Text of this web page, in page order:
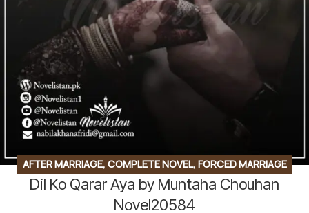
AFTER MARRIAGE, COMPLETE NOVEL, FORCED MARRIAGE
BASED,HAVELI BASED NOVELS,ROMANTIC URDU NOVEL
RUDE HERO BASED
Dil Ko Qarar Aya by Muntaha Chouhan
Novel20584